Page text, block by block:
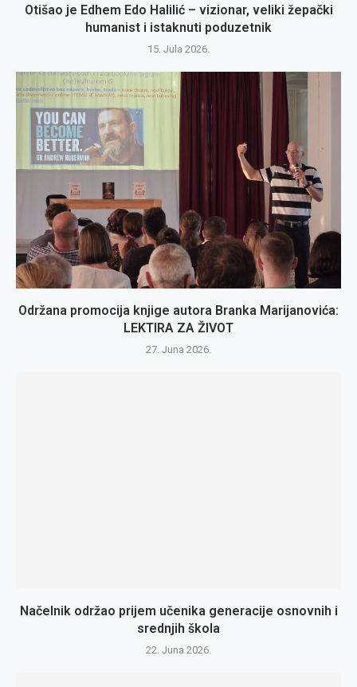
Otišao je Edhem Edo Halilić – vizionar, veliki žepački
humanist i istaknuti poduzetnik
15. Jula 2026.
Održana promocija knjige autora Branka Marijanovića:
LEKTIRA ZA ŽIVOT
27. Juna 2026.
Načelnik održao prijem učenika generacije osnovnih i
srednjih škola
22. Juna 2026.